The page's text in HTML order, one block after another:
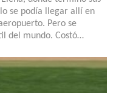
se podía llegar allí en
Pero se
del mundo. Costó…